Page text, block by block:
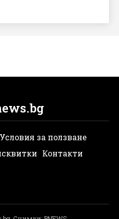
Условия за ползване
Контакти